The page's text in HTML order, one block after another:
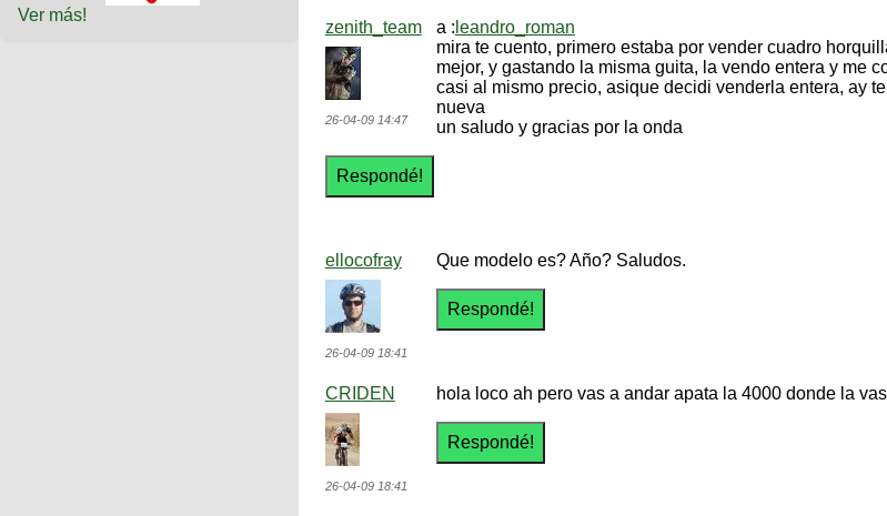
Ver más!
zenith_team
26-04-09 14:47
a : leandro_roman
mira te cuento, primero estaba por vender cuadro
mejor, y gastando la misma guita, la vendo entera y me
casi al mismo precio, asique decidi venderla entera, ay
nueva
un saludo y gracias por la onda
ellocofray
26-04-09 18:41
Que modelo es? Año? Saludos.
CRIDEN
26-04-09 18:41
hola loco ah pero vas a andar apata la 4000 donde la